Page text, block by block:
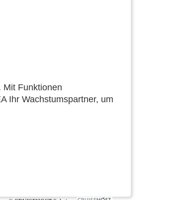
Mit Funktionen
Ihr Wachstumspartner, um